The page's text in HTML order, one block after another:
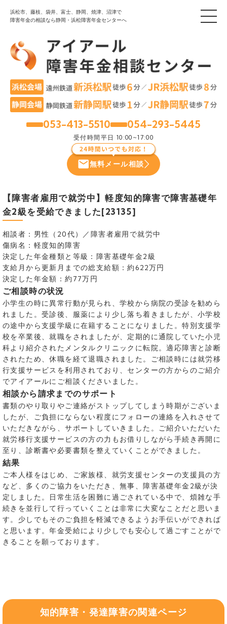
浜松市、藤枝、袋井、富士、静岡、焼津、沼津で
障害年金の相談なら静岡・浜松障害年金センターへ
053-413-5510 054-293-5445
受付時間 平日 10:00~17:00
無料メール相談
【障害者雇用で就労中】軽度知的障害で障害基礎年
金2級を受給できました[23135]
相談者：男性（20代）／障害者雇用で就労中
傷病名：軽度知的障害
決定した年金種類と等級：障害基礎年金2級
支給月から更新月までの総支給額：約622万円
決定した年金額：約77万円
ご相談時の状況
小学生の時に異常行動が見られ、学校から病院の受診を勧めら
れました。受診後、服薬により少し落ち着きましたが、小学校
の途中から支援学級に在籍することになりました。特別支援学
校を卒業後、就職をされましたが、定期的に通院していた小児
科より紹介されたメンタルクリニックに転院。適応障害と診断
されたため、休職を経て退職されました。ご相談時には就労移
行支援サービスを利用されており、センターの方からのご紹介
でアイアールにご相談くださいました。
相談から請求までのサポート
書類のやり取りやご連絡がストップしてしまう時期がございま
したが、ご負担にならない程度にフォローの連絡を入れさせて
いただきながら、サポートしていきました。ご紹介いただいた
就労移行支援サービスの方の力もお借りしながら手続き再開に
至り、診断書や必要書類を整えていくことができました。
結果
ご本人様をはじめ、ご家族様、就労支援センターの支援員の方
など、多くのご協力をいただき、無事、障害基礎年金2級が決
定しました。日常生活を困難に過ごされている中で、煩雑な手
続きを並行して行っていくことは非常に大変なことだと思いま
す。少しでもそのご負担を軽減できるようお手伝いができれば
と思います。年金受給により少しでも安心して過ごすことがで
きることを願っております。
知的障害・発達障害の関連ページ